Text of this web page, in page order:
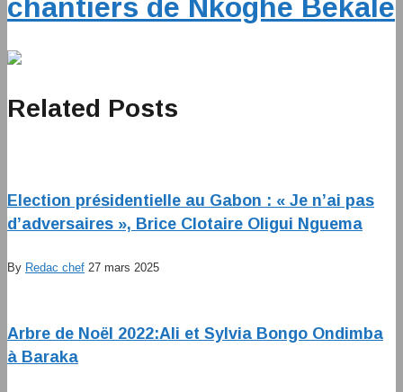
chantiers de Nkoghe Bekale
Related Posts
Election présidentielle au Gabon : « Je n’ai pas
d’adversaires », Brice Clotaire Oligui Nguema
By Redac chef 27 mars 2025
Arbre de Noël 2022:Ali et Sylvia Bongo Ondimba
à Baraka